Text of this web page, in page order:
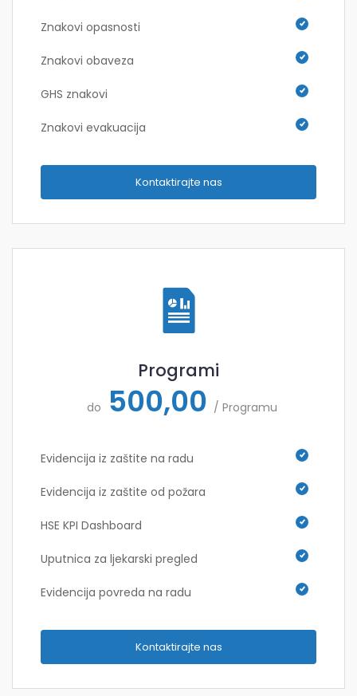
Znakovi opasnosti
Znakovi obaveza
GHS znakovi
Znakovi evakuacija
Kontaktirajte nas
Programi
do 500,00 / Programu
Evidencija iz zaštite na radu
Evidencija iz zaštite od požara
HSE KPI Dashboard
Uputnica za ljekarski pregled
Evidencija povreda na radu
Kontaktirajte nas